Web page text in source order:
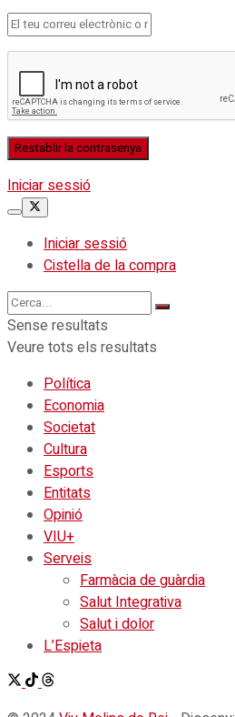
Iniciar sessió
Iniciar sessió
Cistella de la compra
Sense resultats
Veure tots els resultats
Política
Economia
Societat
Cultura
Esports
Entitats
Opinió
VIU+
Serveis
Farmàcia de guàrdia
Salut Integrativa
Salut i dolor
L’Espieta